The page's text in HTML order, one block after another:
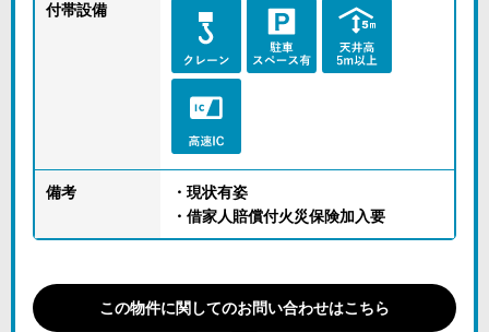
付帯設備
備考
・現状有姿
・借家人賠償付火災保険加入要
この物件に関してのお問い合わせはこちら